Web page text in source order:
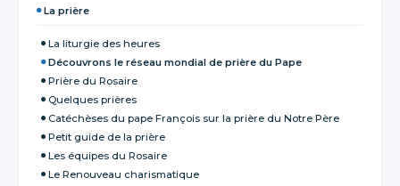
La prière
La liturgie des heures
Découvrons le réseau mondial de prière du Pape
Prière du Rosaire
Quelques prières
Catéchèses du pape François sur la prière du Notre Père
Petit guide de la prière
Les équipes du Rosaire
Le Renouveau charismatique